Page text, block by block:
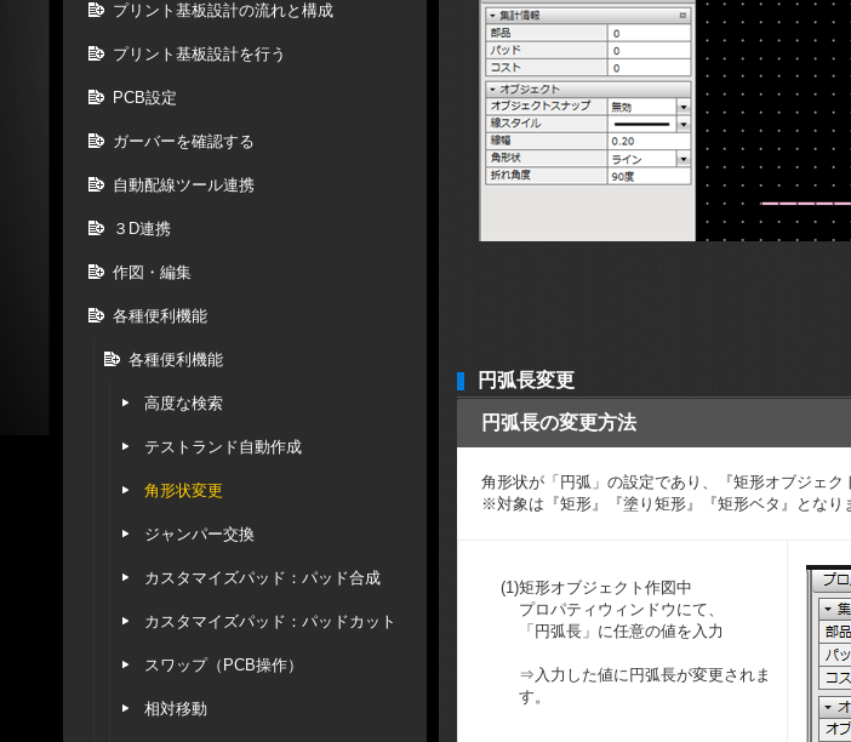
プリント基板設計の流れと構成
プリント基板設計を行う
PCB設定
ガーバーを確認する
自動配線ツール連携
３D連携
作図・編集
各種便利機能
各種便利機能
高度な検索
テストランド自動作成
角形状変更
ジャンパー交換
カスタマイズパッド：パッド合成
カスタマイズパッド：パッドカット
スワップ（PCB操作）
相対移動
円弧長変更
円弧長の変更方法
角形状が「円弧」の設定であり、『矩形オブジェク
※対象は『矩形』『塗り矩形』『矩形ベタ』となり
(1)矩形オブジェクト作図中
プロパティウィンドウにて、
「円弧長」に任意の値を入力
⇒入力した値に円弧長が変更されま
す。